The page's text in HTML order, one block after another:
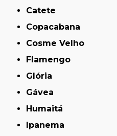
Catete
Copacabana
Cosme Velho
Flamengo
Glória
Gávea
Humaitá
Ipanema